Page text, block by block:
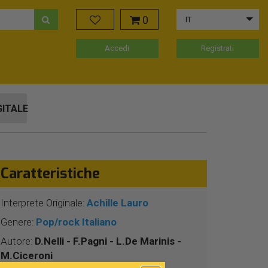
0 IT
Accedi Registrati
Caratteristiche
Interprete Originale: Achille Lauro
Genere: Pop/rock Italiano
Autore: D.Nelli - F.Pagni - L.De Marinis -
M.Ciceroni